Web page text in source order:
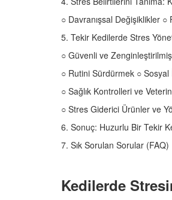
○ Davranışsal Değişiklikler ○
5. Tekir Kedilerde Stres
○ Güvenli ve
○ Rutini Sürdürmek ○ Sosyal
○ Sağlık Kontrolleri ve
○ Stres Giderici Ürünler ve
6. Sonuç: Huzurlu Bir Tekir
7. Sık Sorulan Sorular (FAQ)
Kedilerde
Evde Kediler İçin
Kedilerin Kutsal
Yasalara